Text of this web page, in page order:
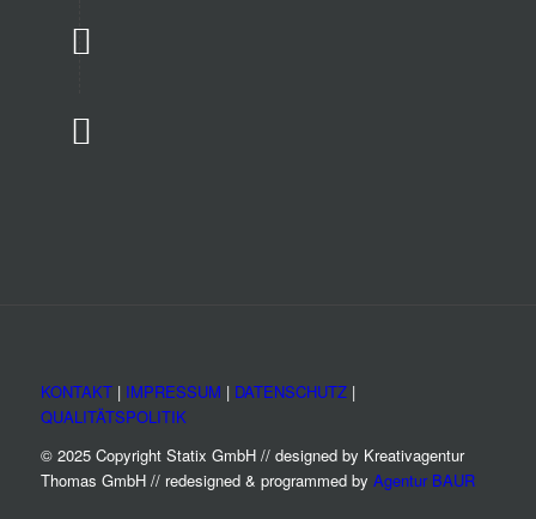
KONTAKT| IMPRESSUM | DATENSCHUTZ|
QUALITÄTSPOLITIK
© 2025 Copyright Statix GmbH // designed by Kreativagentur
Thomas GmbH // redesigned & programmed by Agentur BAUR